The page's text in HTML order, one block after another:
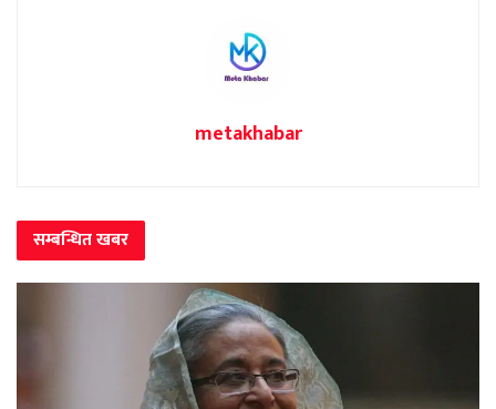
metakhabar
सम्बन्धितखबर